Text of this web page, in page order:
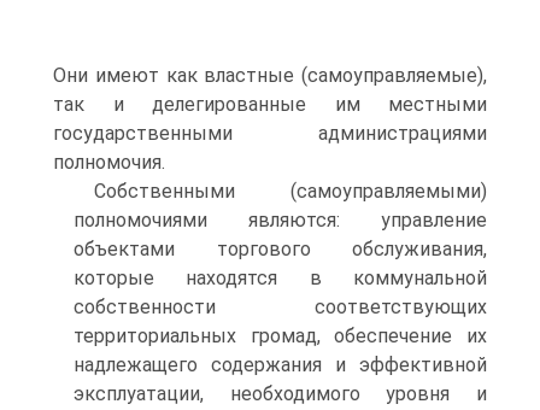
Они имеют как властные (самоуправляемые),
так и делегированные им местными
государственными администрациями
полномочия.
Собственными (самоуправляемыми)
полномочиями являются: управление
объектами торгового обслуживания,
которые находятся в коммунальной
собственности соответствующих
территориальных громад, обеспечение их
надлежащего содержания и эффективной
эксплуатации, необходимого уровня и